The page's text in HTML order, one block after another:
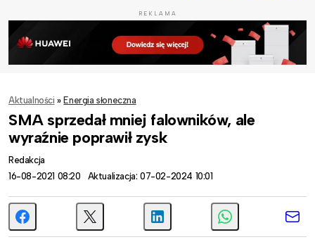
REKLAMA
Aktualności » Energia słoneczna
SMA sprzedał mniej falowników, ale
wyraźnie poprawił zysk
Redakcja
16-08-2021 08:20
Aktualizacja: 07-02-2024 10:01